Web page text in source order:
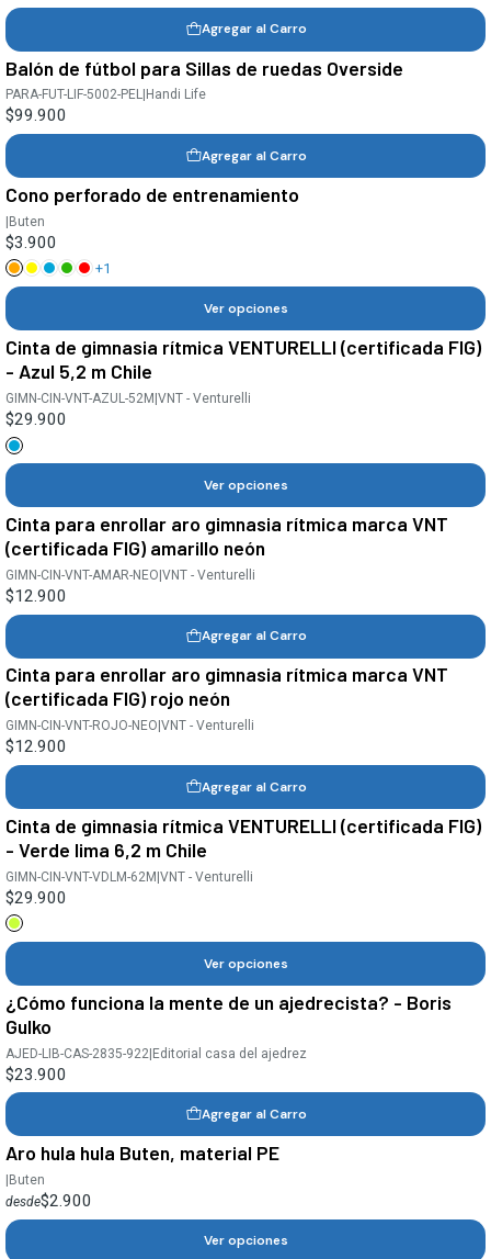
Agregar al Carro
Balón de fútbol para Sillas de ruedas Overside
PARA-FUT-LIF-5002-PEL Handi Life
$99.900
Agregar al Carro
Cono perforado de entrenamiento
|Buten
$3.900
+1
Ver opciones
Cinta de gimnasia rítmica VENTURELLI (certificada FIG)
- Azul 5,2 m Chile
GIMN-CIN-VNT-AZUL-52M|VNT - Venturelli
$29.900
Ver opciones
Cinta para enrollar aro gimnasia rítmica marca VNT
(certificada FIG) amarillo neón
GIMN-CIN-VNT-AMAR-NEO |VNT - Venturelli
$12.900
Agregar al Carro
Cinta para enrollar aro gimnasia rítmica marca VNT
(certificada FIG) rojo neón
GIMN-CIN-VNT-ROJO-NEO |VNT - Venturelli
$12.900
Agregar al Carro
Cinta de gimnasia rítmica VENTURELLI (certificada FIG)
- Verde lima 6,2 m Chile
GIMN-CIN-VNT-VDLM-62M|VNT - Venturelli
$29.900
Ver opciones
¿Cómo funciona la mente de un ajedrecista? - Boris
Gulko
AJED-LIB-CAS-2835-922|Editorial casa del ajedrez
$23.900
Agregar al Carro
Aro hula hula Buten, material PE
Buten
desde$2.900
Ver opciones